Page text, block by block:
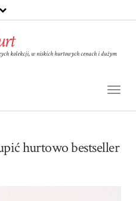
kolekcji, w niskich hurtowych cenach i dużym
hurtowo bestseller